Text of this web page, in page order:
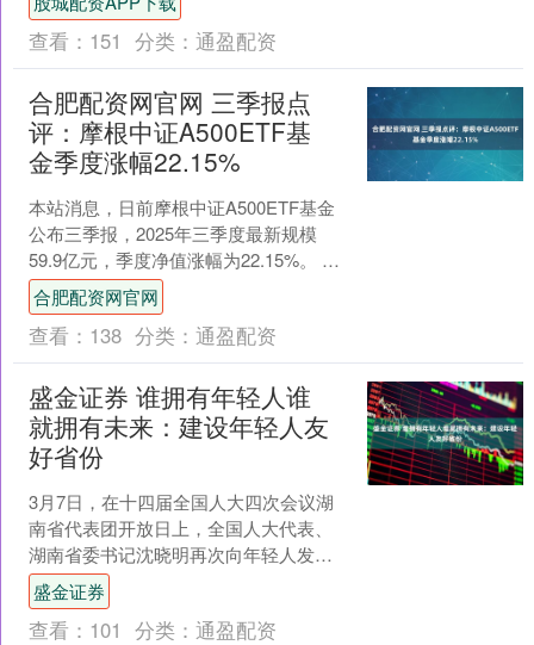
客赚的7.....
查看： 151 分类： 通盈配资
合肥配资网官网 三季报点
评：摩根中证A500ETF基
金季度涨幅22.15%
本站消息，日前摩根中证A500ETF基金
公布三季报，2025年三季度最新规模
59.9亿元，季度净值涨幅为22.15%。 从
业绩表现来看，摩根中证A500ETF基....
合肥配资网官网
查看： 138 分类： 通盈配资
盛金证券 谁拥有年轻人谁
就拥有未来：建设年轻人友
好省份
3月7日，在十四届全国人大四次会议湖
南省代表团开放日上，全国人大代表、
湖南省委书记沈晓明再次向年轻人发出
邀请。他回答的第一个问题是关于建设
年轻人友好省份的问题。....
盛金证券
查看： 101 分类： 通盈配资